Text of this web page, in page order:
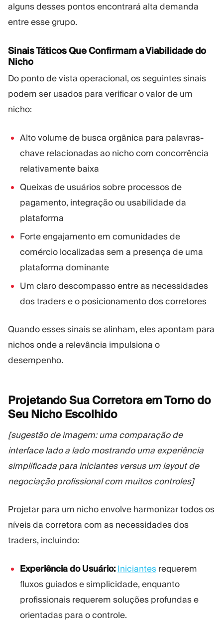
alguns desses pontos encontrará alta demanda
entre esse grupo.
Sinais Táticos Que Confirmam a Viabilidade do
Nicho
Do ponto de vista operacional, os seguintes sinais
podem ser usados para verificar o valor de um
nicho:
Alto volume de busca orgânica para palavras-
chave relacionadas ao nicho com concorrência
relativamente baixa
Queixas de usuários sobre processos de
pagamento, integração ou usabilidade da
plataforma
Forte engajamento em comunidades de
comércio localizadas sem a presença de uma
plataforma dominante
Um claro descompasso entre as necessidades
dos traders e o posicionamento dos corretores
Quando esses sinais se alinham, eles apontam para
nichos onde a relevância impulsiona o
desempenho.
Projetando Sua Corretora em Torno do
Seu Nicho Escolhido
[sugestão de imagem: uma comparação de
interface lado a lado mostrando uma experiência
simplificada para iniciantes versus um layout de
negociação profissional com muitos controles]
Projetar para um nicho envolve harmonizar todos os
níveis da corretora com as necessidades dos
traders, incluindo:
Experiência do Usuário: Iniciantes requerem
fluxos guiados e simplicidade, enquanto
profissionais requerem soluções profundas e
orientadas para o controle.